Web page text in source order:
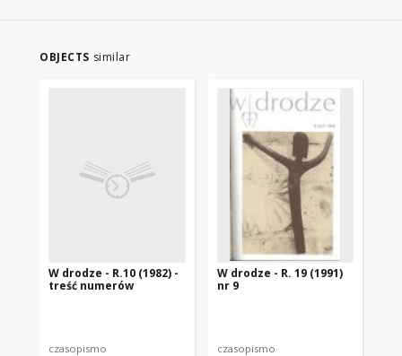
OBJECTS similar
W drodze - R.10 (1982) -
treść numerów
czasopismo
W drodze - R. 19 (1991)
nr 9
czasopismo